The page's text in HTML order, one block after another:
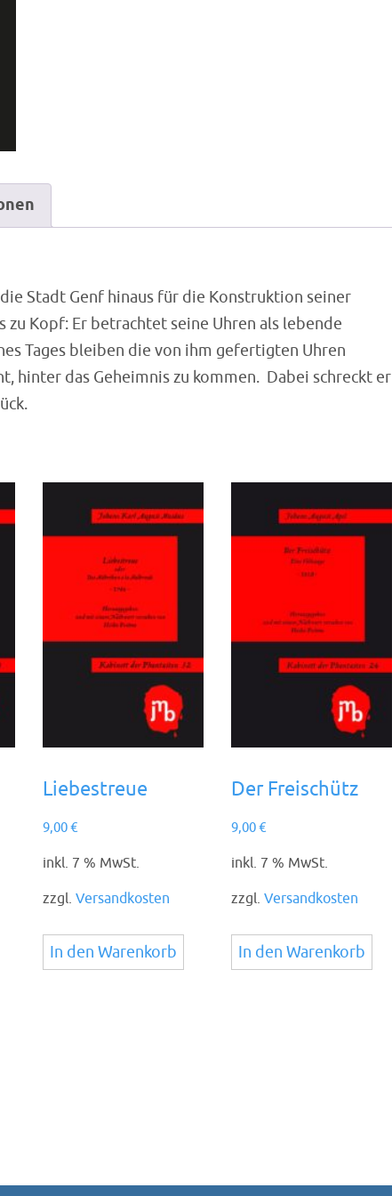
Stadt Genf hinaus für die Konstruktion seiner
zu Kopf: Er betrachtet seine Uhren als lebende
Tages bleiben die von ihm gefertigten Uhren
das Geheimnis zu kommen.  Dabei schreckt er
Liebestreue
9,00€
inkl. 7 % MwSt.
zzgl. Versandkosten
In den Warenkorb
Der Freischütz
9,00€
inkl. 7 % MwSt.
zzgl. Versandkosten
In den Warenkorb